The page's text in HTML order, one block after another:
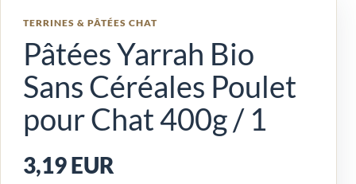
TERRINES & PÂTÉES CHAT
Pâtées Yarrah Bio
Sans Céréales Poulet
pour Chat 400g / 1
3,19 EUR